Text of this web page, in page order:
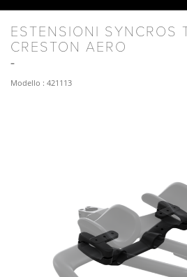
ESTENSIONI SYNCROS
CRESTON AERO
Modello : 421113